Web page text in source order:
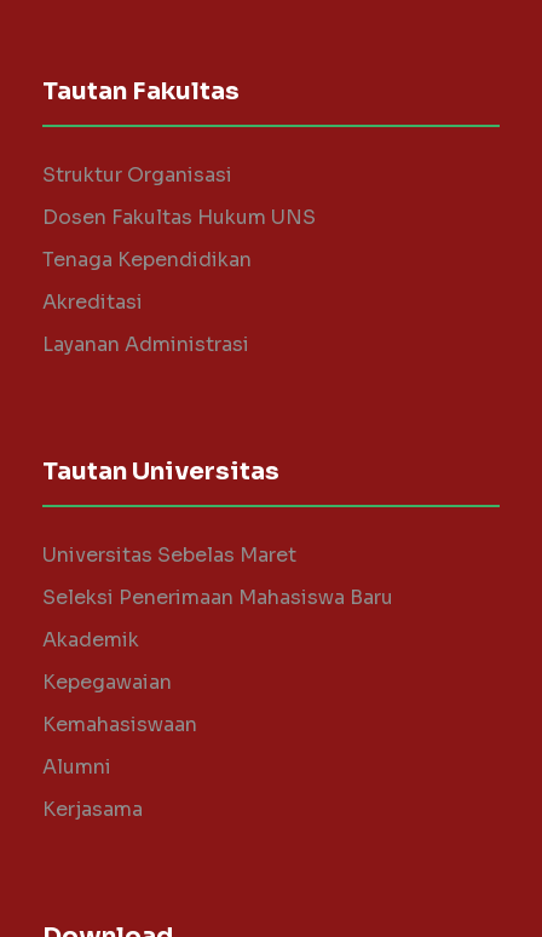
Tautan Fakultas
Struktur Organisasi
Dosen Fakultas Hukum UNS
Tenaga Kependidikan
Akreditasi
Layanan Administrasi
Tautan Universitas
Universitas Sebelas Maret
Seleksi Penerimaan Mahasiswa Baru
Akademik
Kepegawaian
Kemahasiswaan
Alumni
Kerjasama